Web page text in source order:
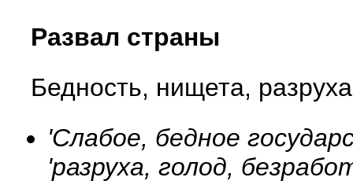
Развал страны
Бедность, нищета, разруха
'Слабое, бедное
'разруха, голод,